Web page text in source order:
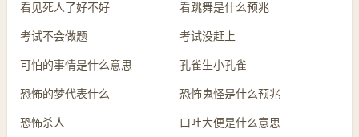
看见死人了好不好 看跳舞是什么预兆
考试不会做题 考试没赶上
可怕的事情是什么意思 孔雀生小孔雀
恐怖的梦代表什么 恐怖鬼怪是什么预兆
恐怖杀人 口吐大便是什么意思